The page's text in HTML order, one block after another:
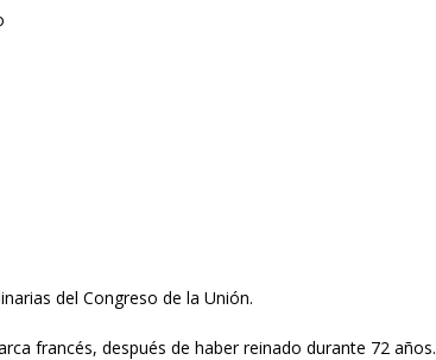
del Congreso de la Unión.
francés, después de haber reinado durante 72 años.